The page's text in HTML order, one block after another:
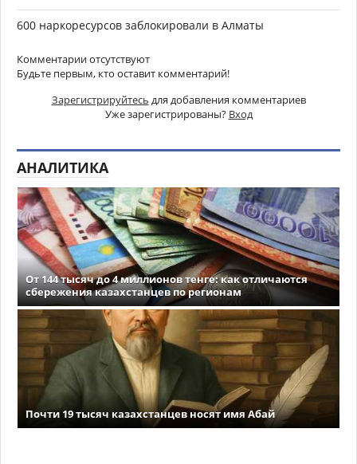
600 наркоресурсов заблокировали в Алматы
Комментарии отсутствуют
Будьте первым, кто оставит комментарий!
Зарегистрируйтесь для добавления комментариев
Уже зарегистрированы? Вход
АНАЛИТИКА
От 144 тысяч до 4 миллионов тенге: как отличаются
сбережения казахстанцев по регионам
Почти 19 тысяч казахстанцев носят имя Абай